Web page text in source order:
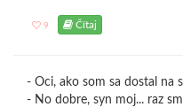
9 Čítaj
- Oci, ako som sa dostal na
- No dobre, syn moj... raz